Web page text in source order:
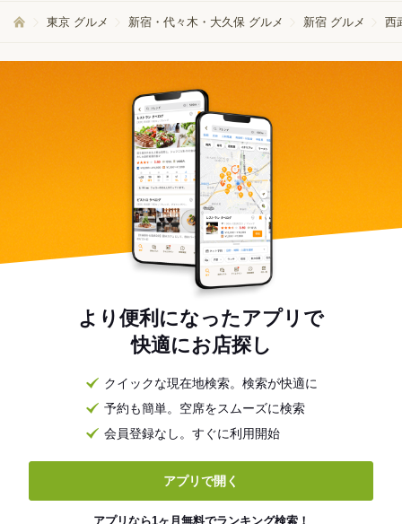
東京 グルメ 新宿・代々木・大久保 グルメ 新宿 グルメ 西
より便利になったアプリで
快適にお店探し
クイックな現在地検索。検索が快適に
予約も簡単。空席をスムーズに検索
会員登録なし。すぐに利用開始
アプリで開く
アプリなら1ヶ月無料でランキング検索！